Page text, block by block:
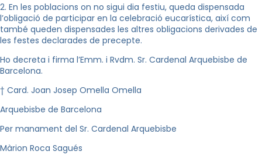
2. En les poblacions on no sigui dia festiu, queda dispensada
l’obligació de participar en la celebració eucarística, així com
també queden dispensades les altres obligacions derivades de
les festes declarades de precepte.
Ho decreta i firma l’Emm. i Rvdm. Sr. Cardenal Arquebisbe de
Barcelona.
† Card. Joan Josep Omella Omella
Arquebisbe de Barcelona
Per manament del Sr. Cardenal Arquebisbe
Màrion Roca Sagués